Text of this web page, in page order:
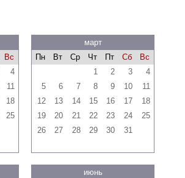
Вс
4
11
18
25
март
Пн
Вт Ср Чт Пт Сб
Вс
1
2 3
4
5
6 7 8 9 10
11
12
13 14 15 16 17
18
19
20 21 22 23 24
25
26
27 28 29 30 31
июнь